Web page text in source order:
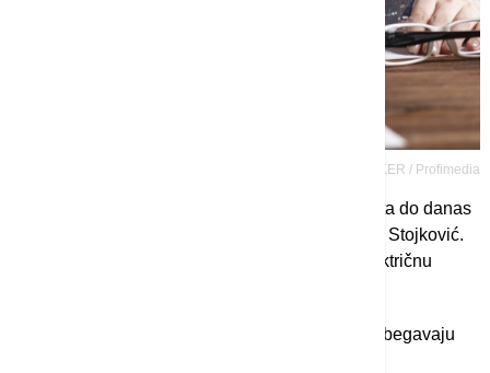
Khakimullin Aleksandr D9 / imageBROKER / Profimedia
"Poznato je da je u Srbiji od Drugog svetskog rata do danas
realizovan samo jedan IPO", naglašava profesor Stojković.
Bila je to operacija kompanije koja proizvodi električnu
Uz to, "mlada inovativna preduzeća uglavnom izbegavaju